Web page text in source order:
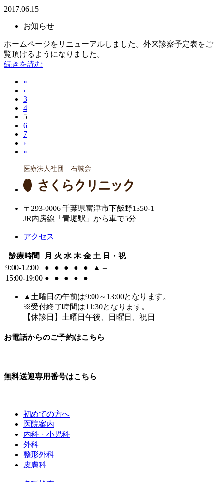
2017.06.15
お知らせ
ホームページをリニューアルしました。外来診察予定表をご
覧頂けるようになりました。
続きを読む
«
‹
3
4
5
6
7
›
»
〒293-0006 千葉県富津市下飯野1350-1
JR内房線「青堀駅」から車で5分
アクセス
診療時間 月 火 水 木 金 土 日・祝
9:00-12:00
● ● ● ● ● ▲ –
15:00-19:00 ● ● ● ● ● – –
▲土曜日の午前は9:00～13:00となります。
※受付終了時間は11:30となります。
【休診日】土曜日午後、日曜日、祝日
お電話からのご予約はこちら
無料送迎専用番号はこちら
初めての方へ
医院案内
内科・小児科
外科
整形外科
皮膚科